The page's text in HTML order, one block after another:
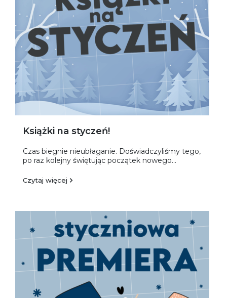
Książki na styczeń!
Czas biegnie nieubłaganie. Doświadczyliśmy tego,
po raz kolejny świętując początek nowego...
Czytaj więcej